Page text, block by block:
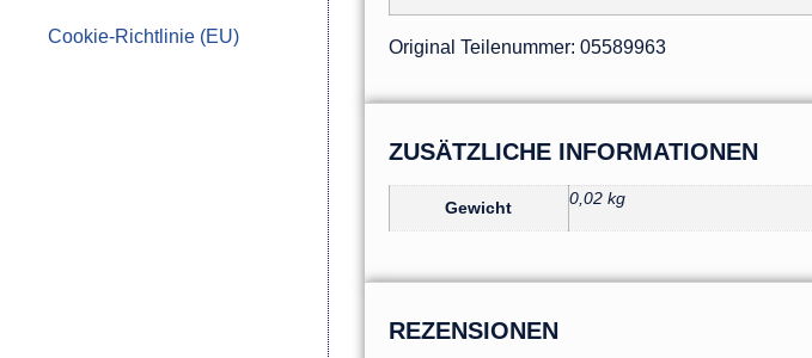
Cookie-Richtlinie (EU)
Original Teilenummer: 05589963
ZUSÄTZLICHE INFORMATIONEN
Gewicht 0,02 kg
REZENSIONEN